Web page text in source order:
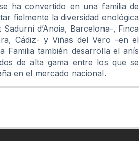
ha convertido en una familia de
fielmente la diversidad enológica
d’Anoia, Barcelona-, Finca
Cádiz- y Viñas del Vero –en el
Familia también desarrolla el anís
de alta gama entre los que se
en el mercado nacional.